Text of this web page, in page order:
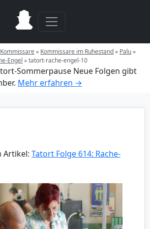
Kommissare» Kommissare im Ruhestand» Palu»
Engel »tatort-rache-engel-10
Sommerpause Neue Folgen gibt
Mehr erfahren →
Artikel: Tatort Folge 614: Rache-